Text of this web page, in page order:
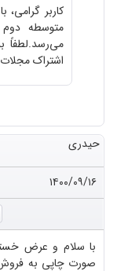
اشتراک
حیدری
۱۴۰۰/۰۹/۱۶
با سلام و عرض
صورت چاپی به